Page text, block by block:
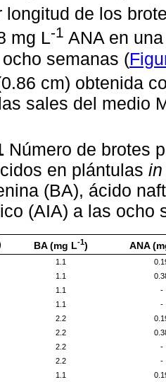
longitud de los
mg L-1 ANA en
semanas (
cm) obtenida
sales del medio
Número de brotes
en plántulas in
(BA), ácido
(AIA) a las ocho
BA (mg L-1) ANA
1.1
1.1
1.1
-
1.1
-
2.2
2.2
2.2
-
2.2
-
1.1